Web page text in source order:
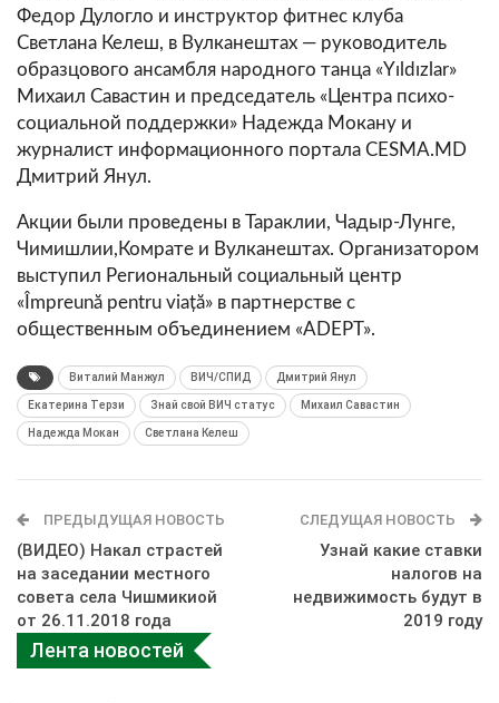
Федор Дулогло и инструктор фитнес клуба
Светлана Келеш, в Вулканештах — руководитель
образцового ансамбля народного танца «Yı ld ızlar»
Михаил Савастин и председатель «Центра психо-
социальной поддержки» Надежда Мокану и
журналист информационного портала CESMA.MD
Дмитрий Янул.
Акции были проведены в Тараклии, Чадыр-Лунге,
Чимишлии,Комрате и Вулканештах. Организатором
выступил Региональный социальный центр
«Împreună pentru viață» в партнерстве с
общественным объединением «ADEPT».
Виталий Манжул ВИЧ/СПИД Дмитрий Янул
Екатерина Терзи Знай свой ВИЧ статус Михаил Савастин
Надежда Мокан Светлана Келеш
ПРЕДЫДУЩАЯ НОВОСТЬ
(ВИДЕО) Накал страстей
на заседании местного
совета села Чишмикиой
от 26.11.2018 года
СЛЕДУЩАЯ НОВОСТЬ
Узнай какие ставки
налогов на
недвижимость будут в
2019 году
Лента новостей